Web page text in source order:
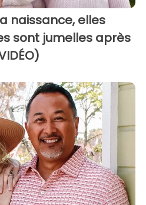
naissance, elles
sont jumelles après